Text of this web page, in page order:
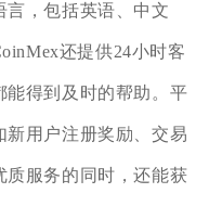
言，包括英语、中文
还提供24小时客
能得到及时的帮助。平
新用户注册奖励、交易
质服务的同时，还能获